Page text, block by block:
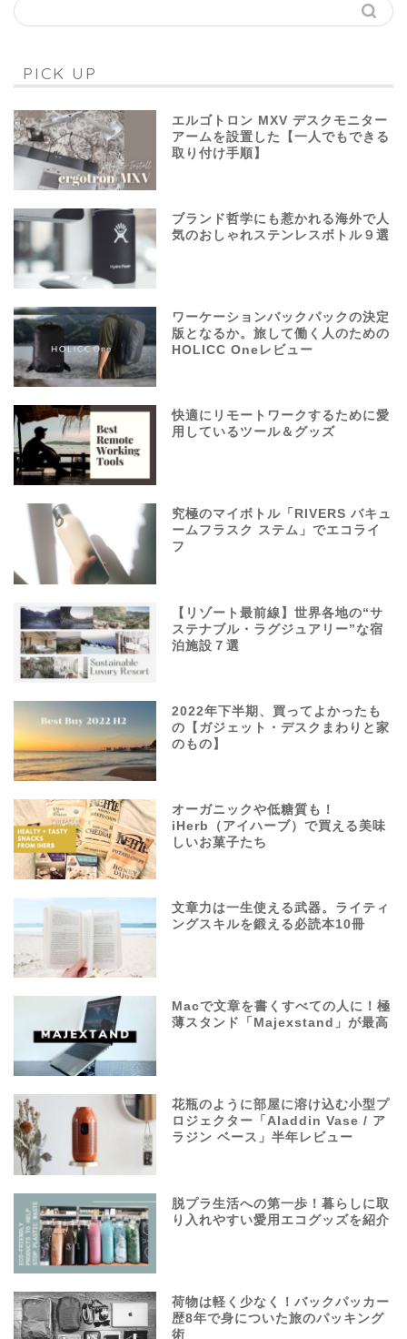
PICK UP
エルゴトロン MXV デスクモニター
アームを設置した【一人でもできる
取り付け手順】
ブランド哲学にも惹かれる海外で人
気のおしゃれステンレスボトル９選
ワーケーションバックパックの決定
版となるか。旅して働く人のための
HOLICC Oneレビュー
快適にリモートワークするために愛
用しているツール＆グッズ
究極のマイボトル「RIVERS バキュ
ームフラスク ステム」でエコライ
フ
【リゾート最前線】世界各地の“サ
ステナブル・ラグジュアリー”な宿
泊施設７選
2022年下半期、買ってよかったも
の【ガジェット・デスクまわりと家
のもの】
オーガニックや低糖質も！
iHerb（アイハーブ）で買える美味
しいお菓子たち
文章力は一生使える武器。ライティ
ングスキルを鍛える必読本10冊
Macで文章を書くすべての人に！極
薄スタンド「Majexstand」が最高
花瓶のように部屋に溶け込む小型プ
ロジェクター「Aladdin Vase / ア
ラジン ベース」半年レビュー
脱プラ生活への第一歩！暮らしに取
り入れやすい愛用エコグッズを紹介
荷物は軽く少なく！バックパッカー
歴8年で身についた旅のパッキング
術